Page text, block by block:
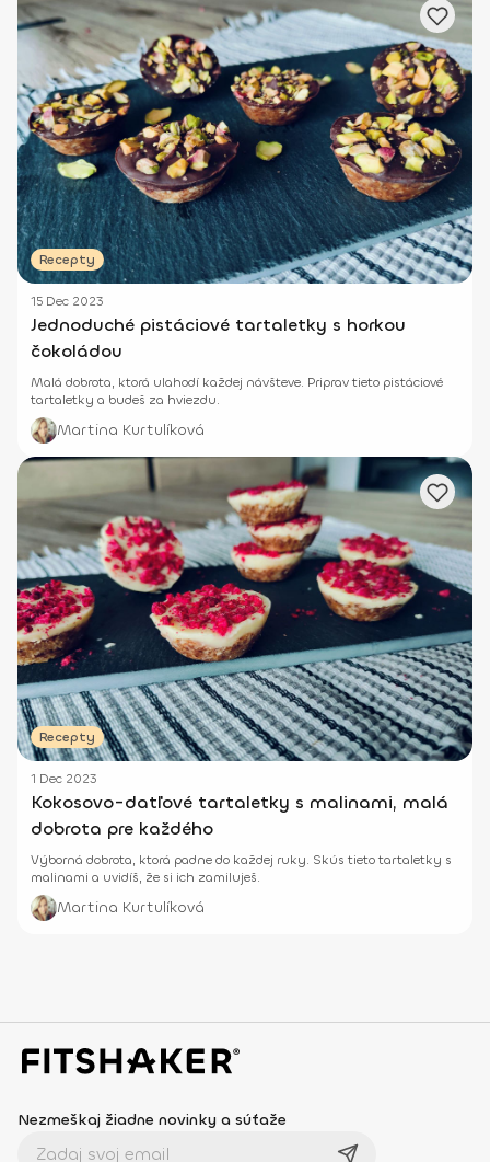
Recepty
15 Dec 2023
Jednoduché pistáciové tartaletky s horkou
čokoládou
Malá dobrota, ktorá ulahodí každej návšteve. Priprav tieto pistáciové
tartaletky a budeš za hviezdu.
Martina Kurtulíková
Recepty
1 Dec 2023
Kokosovo-datľové tartaletky s malinami, malá
dobrota pre každého
Výborná dobrota, ktorá padne do každej ruky. Skús tieto tartaletky s
malinami a uvidíš, že si ich zamiluješ.
Martina Kurtulíková
Nezmeškaj žiadne novinky a súťaže